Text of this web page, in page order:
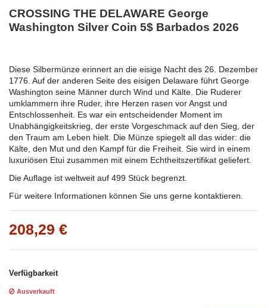
CROSSING THE DELAWARE George
Washington Silver Coin 5$ Barbados 2026
Diese Silbermünze erinnert an die eisige Nacht des 26. Dezember
1776. Auf der anderen Seite des eisigen Delaware führt George
Washington seine Männer durch Wind und Kälte. Die Ruderer
umklammern ihre Ruder, ihre Herzen rasen vor Angst und
Entschlossenheit. Es war ein entscheidender Moment im
Unabhängigkeitskrieg, der erste Vorgeschmack auf den Sieg, der
den Traum am Leben hielt. Die Münze spiegelt all das wider: die
Kälte, den Mut und den Kampf für die Freiheit. Sie wird in einem
luxuriösen Etui zusammen mit einem Echtheitszertifikat geliefert.
Die Auflage ist weltweit auf 499 Stück begrenzt.
Für weitere Informationen können Sie uns gerne kontaktieren.
208,29 €
Verfügbarkeit
Ausverkauft